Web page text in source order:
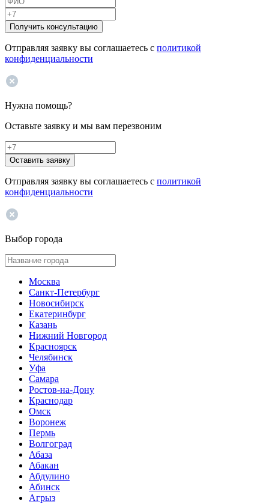
Получить консультацию
Отправляя заявку вы соглашаетесь с политикой
конфиденциальности
Нужна помощь?
Оставьте заявку и мы вам перезвоним
Оставить заявку
Отправляя заявку вы соглашаетесь с политикой
конфиденциальности
Выбор города
Москва
Санкт-Петербург
Новосибирск
Екатеринбург
Казань
Нижний Новгород
Красноярск
Челябинск
Уфа
Самара
Ростов-на-Дону
Краснодар
Омск
Воронеж
Пермь
Волгоград
Абаза
Абакан
Абдулино
Абинск
Агрыз